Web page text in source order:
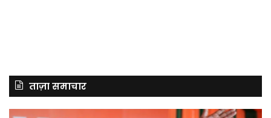
ताज़ा समाचार